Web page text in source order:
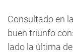
Consultado en
buen triunfo
lado la última